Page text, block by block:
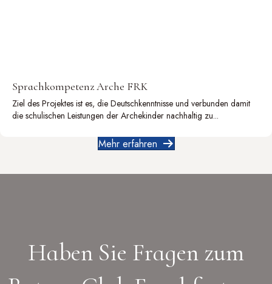
Sprachkompetenz Arche FRK
Ziel des Projektes ist es, die Deutschkenntnisse und verbunden damit
die schulischen Leistungen der Archekinder nachhaltig zu...
Mehr erfahren
Haben Sie Fragen zum